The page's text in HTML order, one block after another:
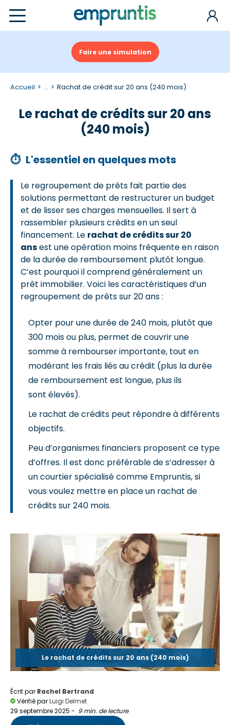
Faire une simulation
Accueil ... Rachat de crédit sur 20 ans (240 mois)
Le rachat de crédits sur 20 ans
(240 mois)
⏱ L'essentiel en quelques mots
Le regroupement de prêts fait partie des
solutions permettant de restructurer un budget
et de lisser ses charges mensuelles. Il sert à
rassembler plusieurs crédits en un seul
financement. Le rachat de crédits sur 20
ansest une opération moins fréquente en raison
de la durée de remboursement plutôt longue.
C’est pourquoi il comprend généralement un
prêt immobilier. Voici les caractéristiques d’un
regroupement de prêts sur 20 ans :
Opter pour une durée de 240 mois, plutôt que
300 mois ou plus, permet de couvrir une
somme à rembourser importante, tout en
modérant les frais liés au crédit (plus la durée
de remboursement est longue, plus ils
sont élevés).
Le rachat de crédits peut répondre à différents
objectifs.
Peu d’organismes financiers proposent ce type
d’offres. Il est donc préférable de s’adresser à
un courtier spécialisé comme Empruntis, si
vous voulez mettre en place un rachat de
crédits sur 240 mois.
Le rachat de crédits sur 20 ans (240 mois)
Écrit par Rachel Bertrand
Vérifié parLuigi Delmet
29 septembre 2025 - 9 min. de lecture